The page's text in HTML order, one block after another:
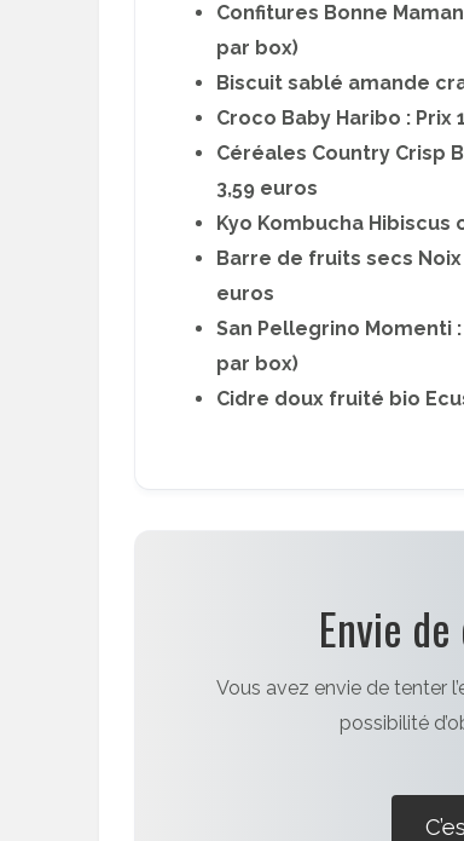
Confitures Bonne
par box)
Biscuit sablé amande
Croco Baby Haribo : Prix
Céréales Country Crisp
3,59 euros
Kyo Kombucha Hibiscus
Barre de fruits secs Noix
euros
San Pellegrino Momenti
par box)
Cidre doux fruité bio
Envie
Vous avez envie de tenter
possibilité